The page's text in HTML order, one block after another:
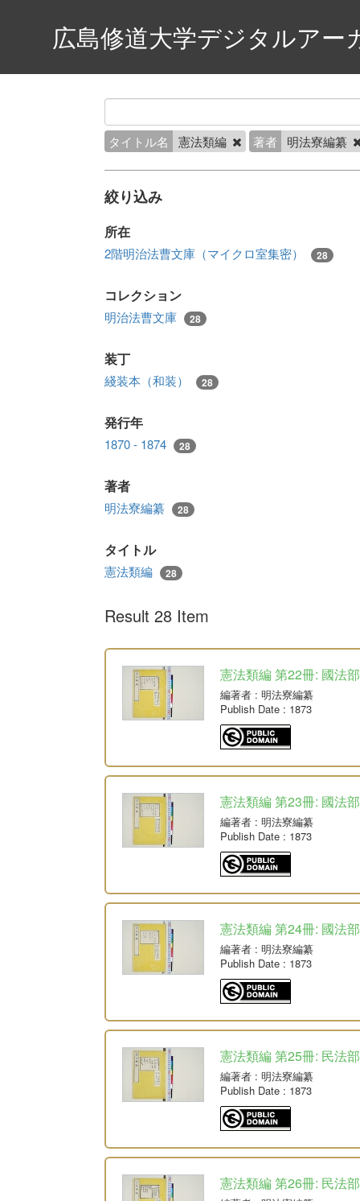
広島修道大学デジタルアー
タイトル名 憲法類編 著者 明法寮編纂
絞り込み
所在
2階明治法曹文庫（マイクロ室集密） 28
コレクション
明治法曹文庫 28
装丁
綫装本（和装） 28
発行年
1870 - 1874 28
著者
明法寮編纂 28
タイトル
憲法類編 28
Result 28 Item
憲法類編 第22冊: 國法
編著者 : 明法寮編纂
Publish Date : 1873
憲法類編 第23冊: 國法
編著者 : 明法寮編纂
Publish Date : 1873
憲法類編 第24冊: 國法
編著者 : 明法寮編纂
Publish Date : 1873
憲法類編 第25冊: 民法
編著者 : 明法寮編纂
Publish Date : 1873
憲法類編 第26冊: 民法